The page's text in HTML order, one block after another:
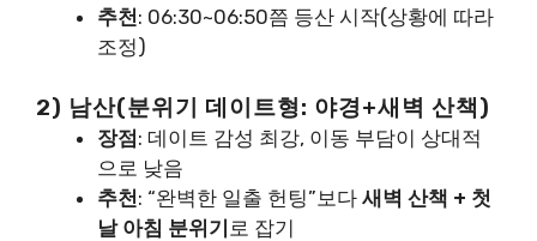
추천: 06:30~06:50쯤 등산 시작(상황에 따라
조정)
2) 남산(분위기 데이트형: 야경+새벽 산책)
장점 : 데이트 감성 최강, 이동 부담이 상대적
으로 낮음
추천: “완벽한 일출 헌팅”보다 새벽 산책 + 첫
날 아침 분위기 로 잡기